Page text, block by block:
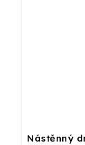
Nástěnný